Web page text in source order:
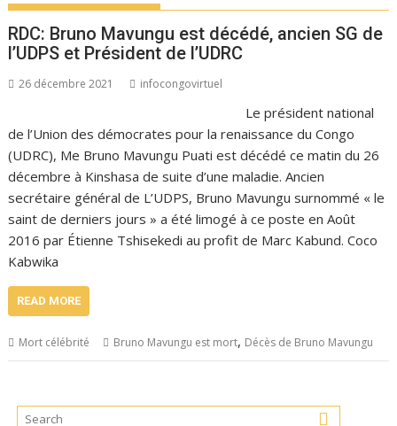
RDC: Bruno Mavungu est décédé, ancien SG de
l’UDPS et Président de l’UDRC
26 décembre 2021 infocongovirtuel
Le président national
de l’Union des démocrates pour la renaissance du Congo
(UDRC), Me Bruno Mavungu Puati est décédé ce matin du 26
décembre à Kinshasa de suite d’une maladie. Ancien
secrétaire général de L’UDPS, Bruno Mavungu surnommé « le
saint de derniers jours » a été limogé à ce poste en Août
2016 par Étienne Tshisekedi au profit de Marc Kabund. Coco
Kabwika
READ MORE
Mort célébrité Bruno Mavungu est mort, Décès de Bruno Mavungu